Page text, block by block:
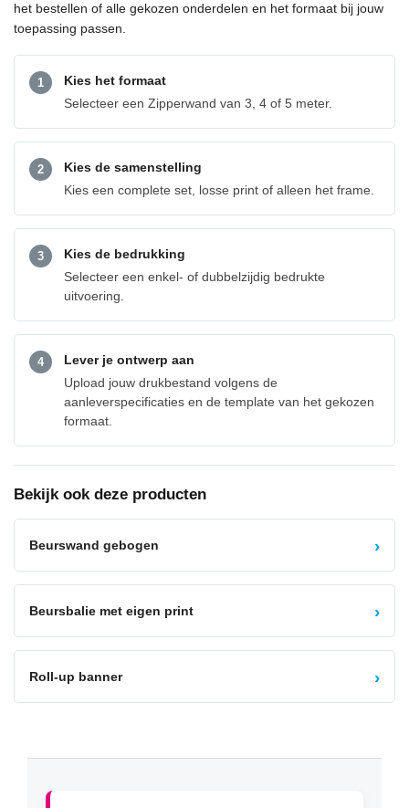
het bestellen of alle gekozen onderdelen en het formaat bij jouw
toepassing passen.
1
Kies het formaat
Selecteer een Zipperwand van 3, 4 of 5 meter.
2
Kies de samenstelling
Kies een complete set, losse print of alleen het frame.
3
Kies de bedrukking
Selecteer een enkel- of dubbelzijdig bedrukte
uitvoering.
4
Lever je ontwerp aan
Upload jouw drukbestand volgens de
aanleverspecificaties en de template van het gekozen
formaat.
Bekijk ook deze producten
Beurswand gebogen ›
Beursbalie met eigen print ›
Roll-up banner ›